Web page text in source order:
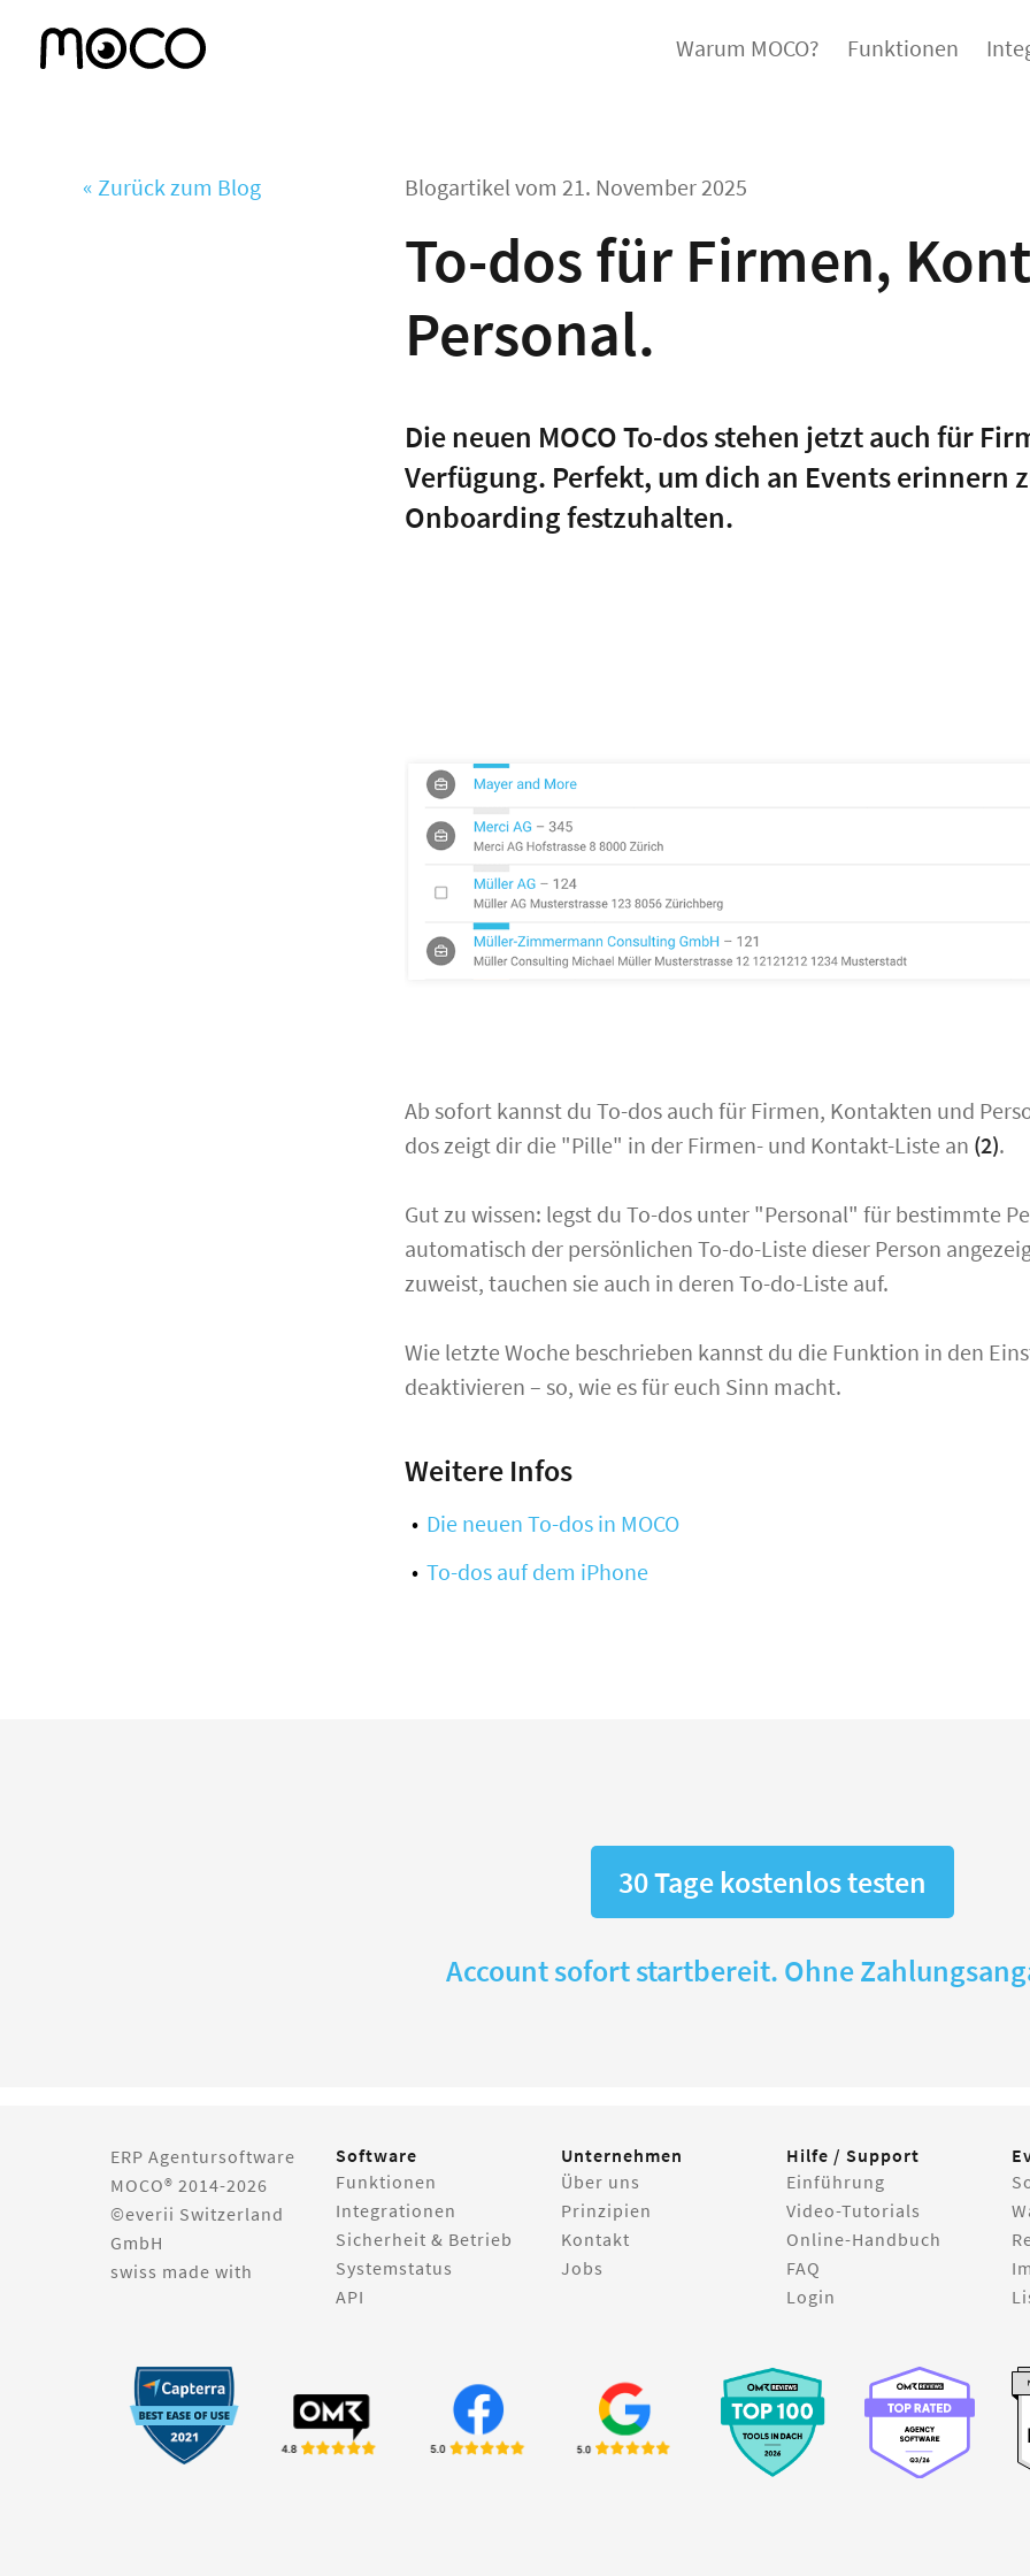
Warum MOCO? Funktionen
« Zurück zum Blog Blogartikel vom 21. November 2025
To-dos für Firmen,
Personal.
Die neuen MOCO To-dos stehen jetzt auch für
Verfügung. Perfekt, um dich an Events erinnern
Onboarding festzuhalten.
Ab sofort kannst du To-dos auch für Firmen, Kontakten und
dos zeigt dir die "Pille" in der Firmen- und Kontakt-Liste an (2).
Gut zu wissen: legst du To-dos unter "Personal" für bestimmte
automatisch der persönlichen To-do-Liste dieser Person
zuweist, tauchen sie auch in deren To-do-Liste auf.
Wie letzte Woche beschrieben kannst du die Funktion in den
deaktivieren – so, wie es für euch Sinn macht.
Weitere Infos
Die neuen To-dos in MOCO
To-dos auf dem iPhone
30 Tage kostenlos testen
Account sofort startbereit. Ohne
ERP Agentursoftware
MOCO® 2014-2026
©everii Switzerland
GmbH
swiss made with
Software
Funktionen
Integrationen
Sicherheit & Betrieb
Systemstatus
API
Unternehmen
Über uns
Prinzipien
Kontakt
Jobs
Hilfe / Support
Einführung
Video-Tutorials
Online-Handbuch
FAQ
Login